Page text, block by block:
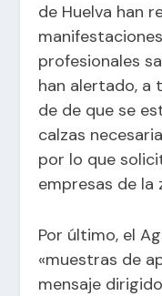
de Huelva han
profesionales
han alertado, a
de de quese
calzas
por lo que
empresas de la
Por último, el
«muestras de
mensaje